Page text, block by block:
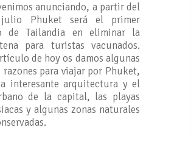
anunciando, a partir del
Phuket será el primer
de Tailandia en eliminar la
para turistas vacunados.
de hoy os damos algunas
razones para viajar por Phuket,
interesante arquitectura y el
de la capital, las playas
y algunas zonas naturales